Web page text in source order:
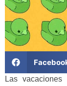
Las